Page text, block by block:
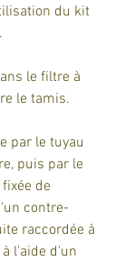
du kit
le filtre à
le tamis.
par le tuyau
puis par le
de
contre-
raccordée à
l'aide d'un